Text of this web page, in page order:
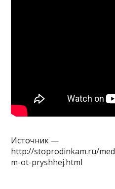
Источник —
http://stoprodinkam.ru/
m-ot-pryshhej.html